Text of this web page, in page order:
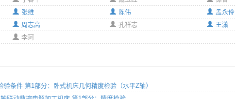
张维
周志高
李珂
陈伟
孟永伶
孔祥志
王潇
验条件 第1部分：卧式机床几何精度检验（水平Z轴）